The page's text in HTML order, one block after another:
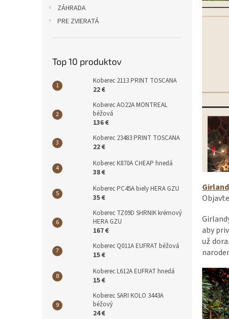
ZÁHRADA
PRE ZVIERATÁ
Top 10 produktov
Koberec 2113 PRINT TOSCANA
22 €
Koberec AO22A MONTREAL
béžová
136 €
Koberec 23483 PRINT TOSCANA
22 €
Koberec K870A CHEAP hnedá
38 €
Koberec PC45A biely HERA GZU
35 €
Koberec TZ09D SHRNIK krémový
HERA GZU
167 €
Koberec Q011A EUFRAT béžová
15 €
Koberec L612A EUFRAT hnedá
15 €
Koberec SARI KOLO 3443A
béžový
24 €
aby
už